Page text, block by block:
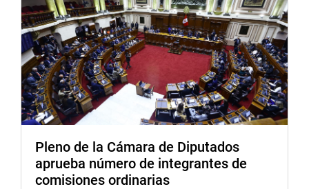
OFICINA DE COMUNICACIONES E IMAGEN
INSTITUCIONAL
Pleno de la Cámara de Diputados
aprueba número de integrantes de
comisiones ordinarias